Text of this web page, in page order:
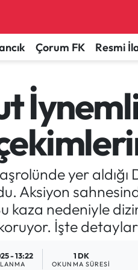
Çorum FK Resmi
yer
Aksiyon
kaza nedeniyle
İşte
- 13:22 1 DK
OKUNMA SÜRESI